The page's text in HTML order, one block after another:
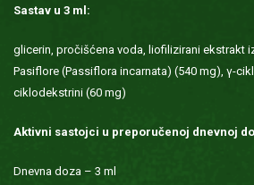
Sastav u 3 ml:
glicerin, pročišćena voda, liofilizirani ekstrakt
Pasiflore (Passiflora incarnata) (540 mg), γ-
ciklodekstrini (60 mg)
Aktivni sastojci u preporučenoj dnevnoj
Dnevna doza – 3 ml